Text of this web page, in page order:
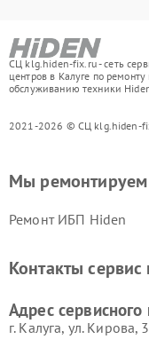
СЦ klg.hiden-fix.ru - сеть
центров в Калуге по ремонту
обслуживанию техники
2021-2026 © СЦ klg.hiden-
Мы ремонтируем
Ремонт ИБП Hiden
Контакты сервис
Адрес
г. Калуга, ул. Кирова,